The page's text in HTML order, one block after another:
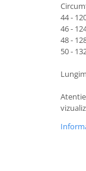
44 -
46 -
48 -
50 -